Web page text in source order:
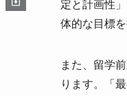
定と計画性
体的な目標
また、留学
ります。「